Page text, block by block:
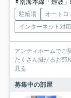
南海本線「難波
駐輪場 オートロ
インターネット対応
アンティホームでご
たくさん掛かるお部
見る
募集中の部屋